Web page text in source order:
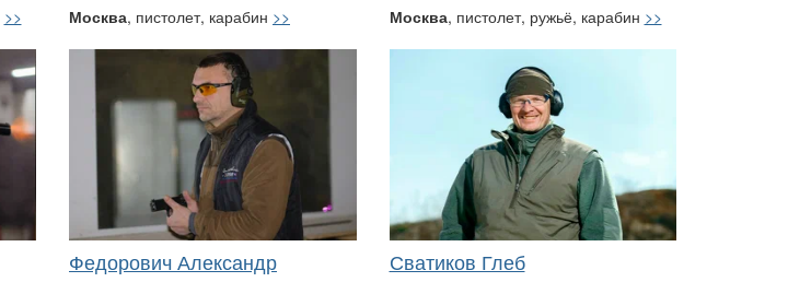
>> Москва, пистолет, карабин >>
Федорович Александр
Москва, пистолет, ружьё, карабин >>
Сватиков Глеб